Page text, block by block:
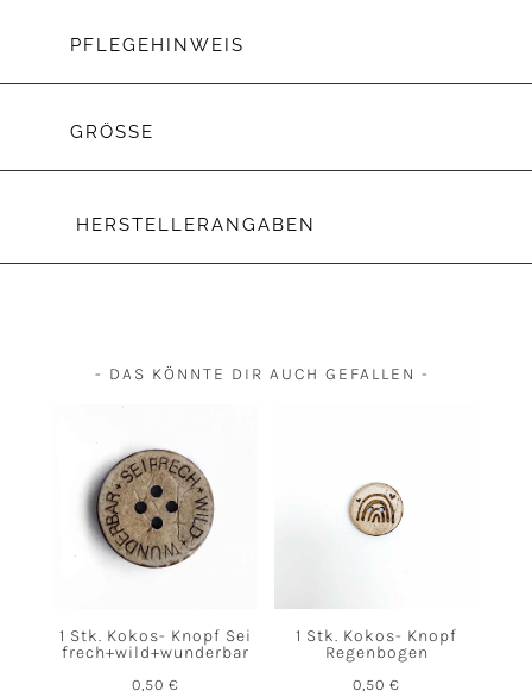
PFLEGEHINWEIS
GRÖSSE
HERSTELLERANGABEN
- DAS KÖNNTE DIR AUCH GEFALLEN -
1 Stk. Kokos- Knopf Sei
frech+wild+wunderbar
0,50 €
1 Stk. Kokos- Knopf
Regenbogen
0,50€